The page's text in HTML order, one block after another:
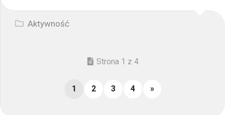
Aktywność
Strona 1 z 4
1 2 3 4 »